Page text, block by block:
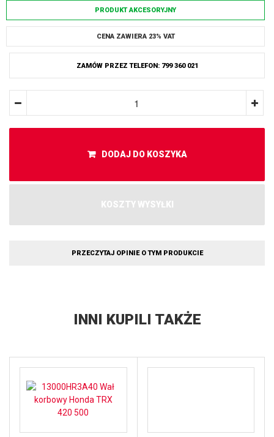
PRODUKT AKCESORYJNY
CENA ZAWIERA 23% VAT
ZAMÓW PRZEZ TELEFON: 799 360 021
DODAJ DO KOSZYKA
KOSZTY WYSYŁKI
PRZECZYTAJ OPINIE O TYM PRODUKCIE
INNI KUPILI TAKŻE